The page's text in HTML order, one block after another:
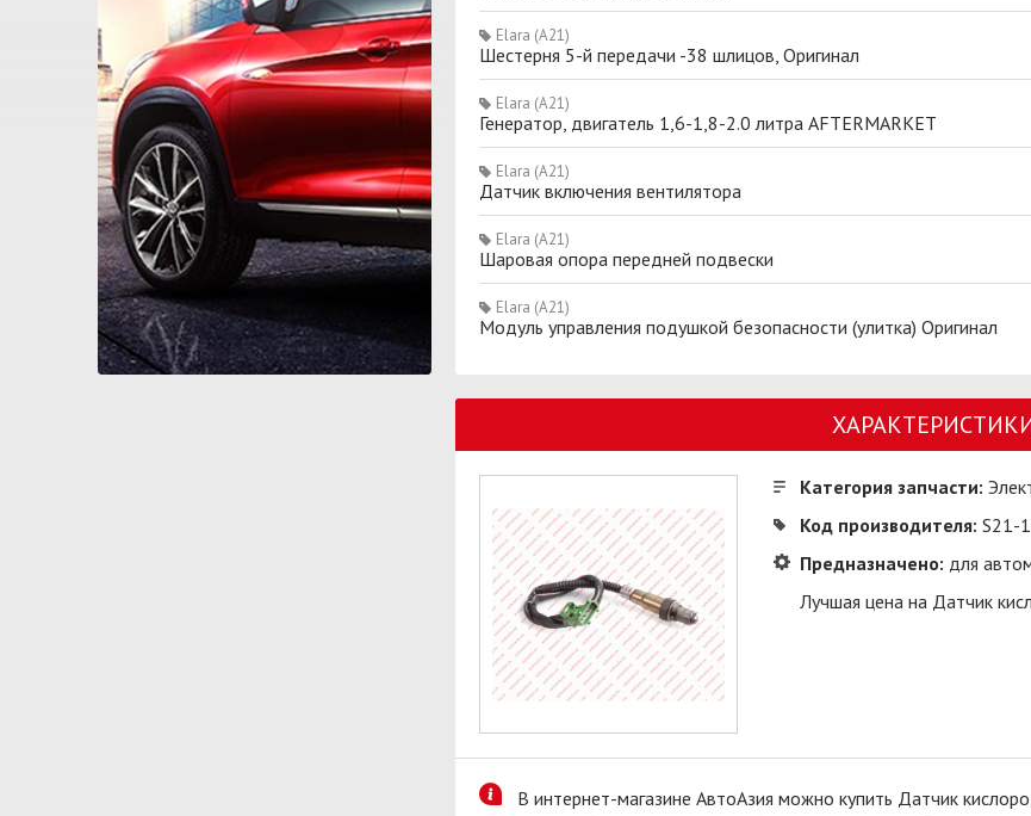
Elara (A21)
Шестерня 5-й передачи -38 шлицов, Оригинал
Elara (A21)
Генератор, двигатель 1,6-1,8-2.0 литра AFTERMARKET
Elara (A21)
Датчик включения вентилятора
Elara (A21)
Шаровая опора передней подвески
Elara (A21)
Модуль управления подушкой безопасности (улитка) Оригинал
Категория запчасти:
Код производителя: S21-
Предназначено: для
Лучшая цена на Датчик
В интернет-магазине АвтоАзия можно купить Датчик